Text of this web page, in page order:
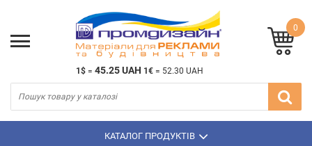
1$ = 45.25 UAH 1€ = 52.30 UAH
0
КАТАЛОГ ПРОДУКТІВ